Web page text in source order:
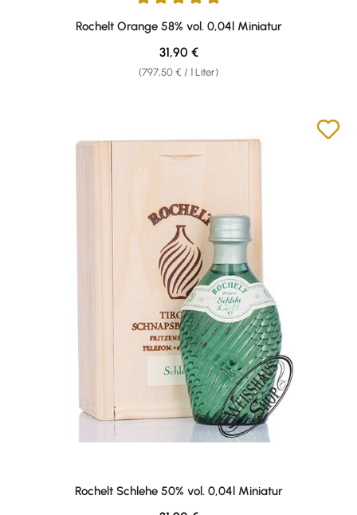
Durchschnittliche Bewertung von 5 von 5 Sternen
Rochelt Orange 58% vol. 0,04l Miniatur
(797,50 € / 1 Liter)
Regulärer Preis:
31,90 €
Rochelt Schlehe 50% vol. 0,04l Miniatur